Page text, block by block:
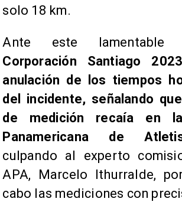
solo 18 km.
Ante este lamentable
Corporación Santiago
anulación de los tiempos
del incidente, señalando
de medición recaía en
Panamericana de
culpando al experto
APA, Marcelo Ithurralde,
cabo las mediciones con